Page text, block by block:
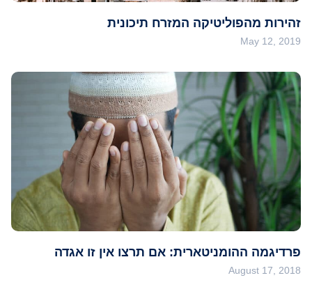
זהירות מהפוליטיקה המזרח תיכונית
May 12, 2019
פרדיגמה ההומניטארית: אם תרצו אין זו אגדה
August 17, 2018